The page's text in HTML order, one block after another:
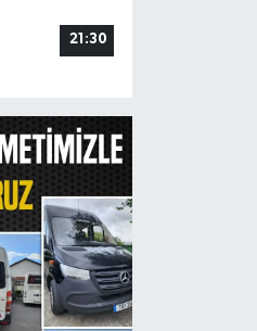
21:30